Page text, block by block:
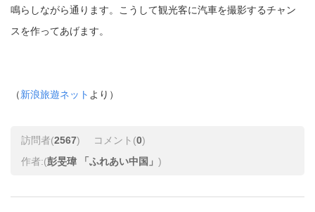
鳴らしながら通ります。こうして観光客に汽車を撮影するチャン
スを作ってあげます。
（新浪旅遊ネット より）
訪問者(2567) コメント(0)
作者:(彭旻瑋 「ふれあい中国」 )